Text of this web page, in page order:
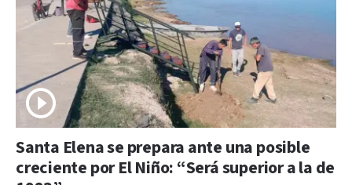
Santa Elena se prepara ante una posible
creciente por El Niño: “Será superior a la de